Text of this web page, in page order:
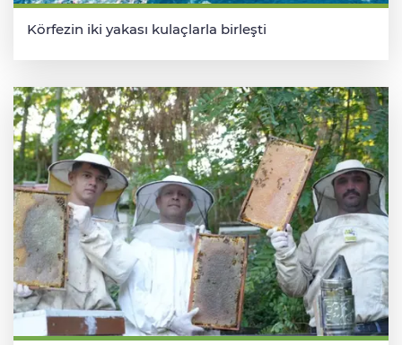
Körfezin iki yakası kulaçlarla birleşti